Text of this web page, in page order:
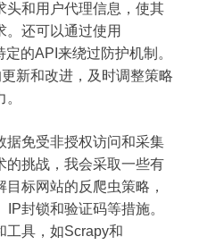
头和用户代理信息，使其
。还可以通过使用
的API来绕过防护机制。
新和改进，及时调整策略
据免受非授权访问和采集
的挑战，我会采取一些有
标网站的反爬虫策略，
封锁和验证码等措施。
工具，如Scrapy和